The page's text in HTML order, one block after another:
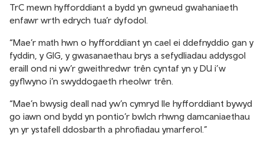
TrC mewn hyfforddiant a bydd yn gwneud gwahaniaeth
enfawr wrth edrych tua’r dyfodol.
“Mae’r math hwn o hyfforddiant yn cael ei ddefnyddio gan y
fyddin, y GIG, y gwasanaethau brys a sefydliadau addysgol
eraill ond ni yw’r gweithredwr trên cyntaf yn y DU i’w
gyflwyno i’n swyddogaeth rheolwr trên.
“Mae’n bwysig deall nad yw’n cymryd lle hyfforddiant bywyd
go iawn ond bydd yn pontio’r bwlch rhwng damcaniaethau
yn yr ystafell ddosbarth a phrofiadau ymarferol.”